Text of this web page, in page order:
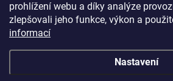
prohlížení webu a díky analýze
zlepšovali jeho funkce, výkon a
informací
Nastavení